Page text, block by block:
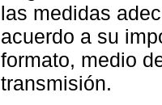
las medidas
acuerdo a su
formato, medio
transmisión.